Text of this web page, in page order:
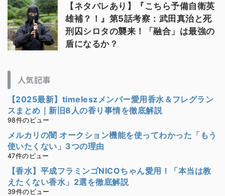
【ネタバレあり】『こちら予備自衛英
雄補？！』第5話考察：武田真治と死
刑囚シロタの襲来！「融合」は最強の
盾になるか？
人気記事
【2025最新】timeleszメンバー愛用香水＆フレグラン
スまとめ｜新旧8人の香り事情を徹底解説
98件のビュー
メルカリの闇 オークション機能を使ってわかった「もう
使いたくない」3つの理由
47件のビュー
【香水】平成フラミンゴNICOちゃん愛用！「本当は教
えたくない香水」2選を徹底解説
39件のビュー